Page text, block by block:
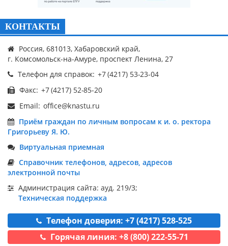
КОНТАКТЫ
Россия, 681013, Хабаровский край,
г. Комсомольск-на-Амуре, проспект Ленина, 27
Телефон для справок:
Факс:
Email:
Приём граждан по личным вопросам к и. о. ректора
Григорьеву Я. Ю.
Виртуальная приемная
Справочник телефонов, адресов, адресов
электронной почты
Администрация сайта: ауд. 219/3;
Техническая поддержка
Телефон доверия: +7 (4217) 528-525
Горячая линия: +8 (800) 222-55-71